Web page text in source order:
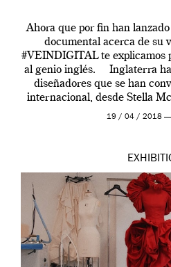
Ahora que por fin han
documental acerca de su
#VEINDIGITAL te explicamos
al genio inglés. Inglaterra ha
diseñadores que se han
internacional, desde Stella
Westwood
19 / 04 / 2018 —